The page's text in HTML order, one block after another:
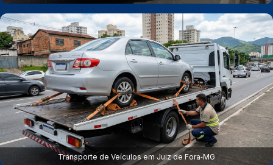
Transporte de Veículos em Juiz de Fora‑MG